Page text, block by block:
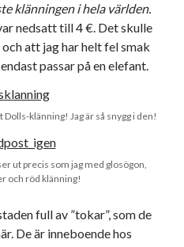
barn
bil corona
jobb
Julkalendern
2024 konst
museum musik
klänningen i hela världen.
nedsatt till 4 €. Det skulle
att jag har helt fel smak
passar på en elefant.
Dolls-klänning! Jag är så snygg i den!
ut precis som jag med glosögon,
och röd klänning!
full av ”tokar”, som de
De är inneboende hos